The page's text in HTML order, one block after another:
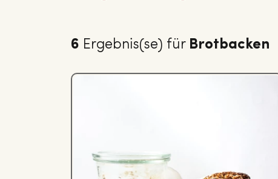
6 Ergebnis(se) für Brotbacken